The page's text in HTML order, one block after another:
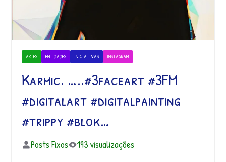
ARTES ENTIDADES INICIATIVAS INSTAGRAM
Karmic. …..#3faceart #3FM
#digitalart #digitalpainting
#trippy #blok…
Posts Fixos 193 visualizações